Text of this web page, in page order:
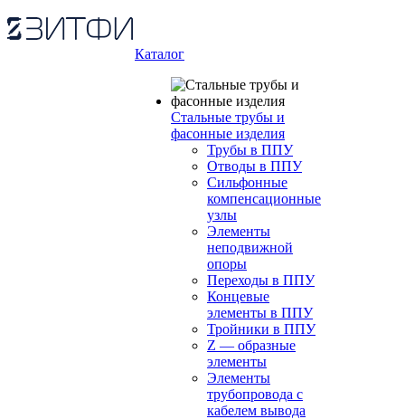
Каталог
Стальные трубы и
фасонные изделия
Трубы в ППУ
Отводы в ППУ
Сильфонные
компенсационные
узлы
Элементы
неподвижной
опоры
Переходы в ППУ
Концевые
элементы в ППУ
Тройники в ППУ
Z — образные
элементы
Элементы
трубопровода с
кабелем вывода